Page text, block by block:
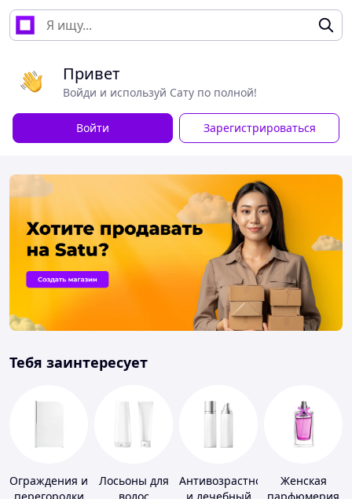
Привет
Войди и используй Сату по полной!
Войти Зарегистрироваться
Тебя заинтересует
Ограждения и
Лосьоны для
Антивозрастной
Женская